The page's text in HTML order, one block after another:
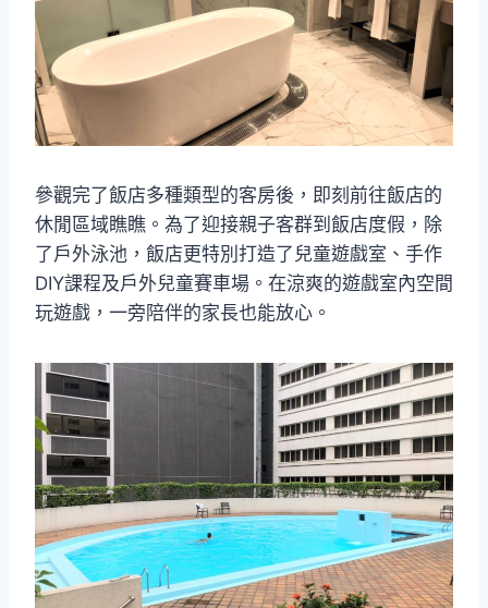
參觀完了飯店多種類型的客房後，即刻前往飯店的
休閒區域瞧瞧。為了迎接親子客群到飯店度假，除
了戶外泳池，飯店更特別打造了兒童遊戲室、手作
DIY課程及戶外兒童賽車場。在涼爽的遊戲室內空間
玩遊戲，一旁陪伴的家長也能放心。